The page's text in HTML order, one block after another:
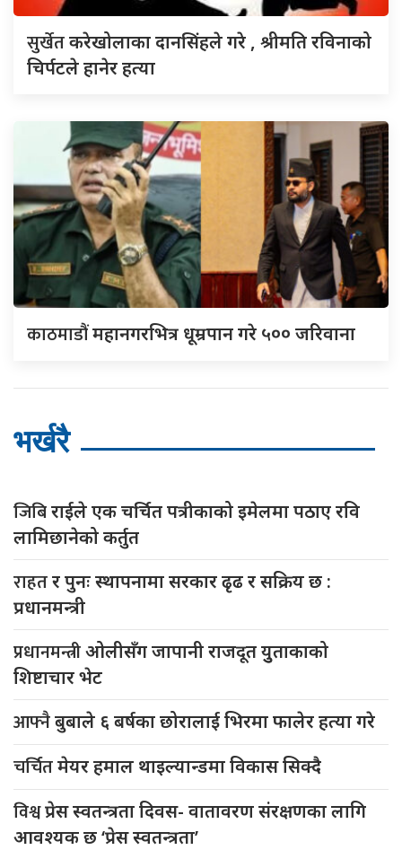
सुर्खेतकरेखोलाका दानसिंहले गरे , श्रीमति रविनाको
चिर्पटले हानेर हत्या
काठमाडौंमहानगरभित्र धूम्रपान गरे ५०० जरिवाना
भर्खरै
जिबिराईले एक चर्चित पत्रीकाको इमेलमा पठाए रवि
लामिछानेको कर्तुत
राहतर पुनः स्थापनामा सरकार ढृढ र सक्रिय छ :
प्रधानमन्त्री
प्रधानमन्त्रीओलीसँग जापानी राजदूत युुताकाको
शिष्टाचार भेट
आफ्नैबुबाले ६ बर्षका छोरालाई भिरमा फालेर हत्या गरे
चर्चितमेयर हमाल थाइल्यान्डमा विकास सिक्दै
विश्वप्रेस स्वतन्त्रता दिवस- वातावरण संरक्षणका लागि
आवश्यक छ ‘प्रेस स्वतन्त्रता’